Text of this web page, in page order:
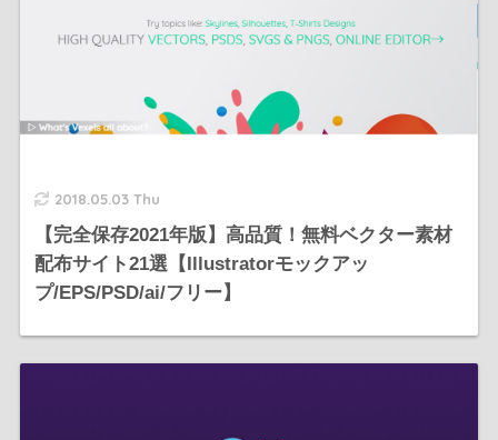
2018.05.03 Thu
【完全保存2021年版】高品質！無料ベクター素材
配布サイト21選【Illustratorモックアッ
プ/EPS/PSD/ai/フリー】